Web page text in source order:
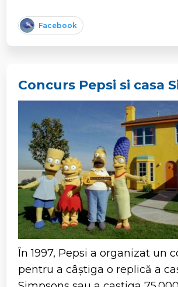
Facebook
Concurs Pepsi si casa
În 1997, Pepsi a organizat un
pentru a câștiga o replică a